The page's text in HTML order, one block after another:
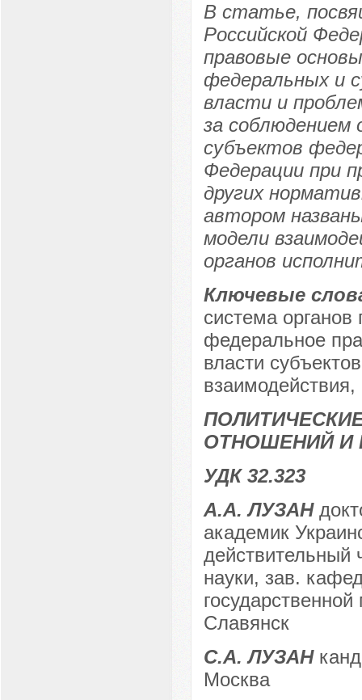
В статье,
Российской
правовые
федеральных и
власти и
за соблюдением
субъектов
Федерации при
других
автором
модели
органов
Ключевые
система органов
федеральное
власти
ОТНОШЕНИЙ И
УДК 32.323
А.А. ЛУЗАН
академик
действительный
науки, зав.
Славянск
С.А. ЛУЗАН
Москва